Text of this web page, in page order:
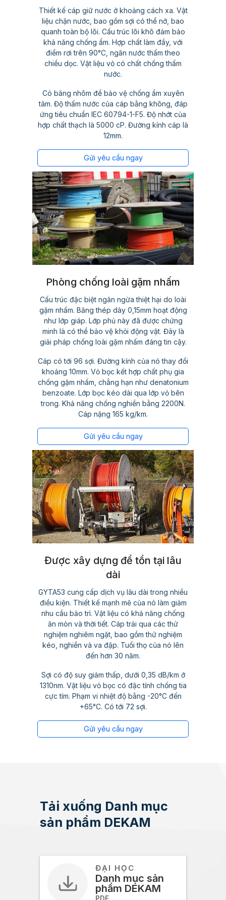
Thiết kế cáp giữ nước ở khoảng cách xa. Vật
liệu chặn nước, bao gồm sợi có thể nở, bao
quanh toàn bộ lõi. Cấu trúc lõi khô đảm bảo
khả năng chống ẩm. Hợp chất làm đầy, với
điểm rơi trên 90°C, ngăn nước thấm theo
chiều dọc. Vật liệu vỏ có chất chống thấm
nước.
Có băng nhôm để bảo vệ chống ẩm xuyên
tâm. Độ thấm nước của cáp bằng không, đáp
ứng tiêu chuẩn IEC 60794-1-F5. Độ nhớt của
hợp chất thạch là 5000 cP. Đường kính cáp là
12mm.
Gửi yêu cầu ngay
Phòng chống loài gặm nhấm
Cấu trúc đặc biệt ngăn ngừa thiệt hại do loài
gặm nhấm. Băng thép dày 0,15mm hoạt động
như lớp giáp. Lớp phủ này đã được chứng
minh là có thể bảo vệ khỏi động vật. Đây là
giải pháp chống loài gặm nhấm đáng tin cậy.
Cáp có tới 96 sợi. Đường kính của nó thay đổi
khoảng 10mm. Vỏ bọc kết hợp chất phụ gia
chống gặm nhấm, chẳng hạn như denatonium
benzoate. Lớp bọc kéo dài qua lớp vỏ bên
trong. Khả năng chống nghiền bằng 2200N.
Cáp nặng 165 kg/km.
Gửi yêu cầu ngay
Được xây dựng để tồn tại lâu
dài
GYTA53 cung cấp dịch vụ lâu dài trong nhiều
điều kiện. Thiết kế mạnh mẽ của nó làm giảm
nhu cầu bảo trì. Vật liệu có khả năng chống
ăn mòn và thời tiết. Cáp trải qua các thử
nghiệm nghiêm ngặt, bao gồm thử nghiệm
kéo, nghiền và va đập. Tuổi thọ của nó lên
đến hơn 30 năm.
Sợi có độ suy giảm thấp, dưới 0,35 dB/km ở
1310nm. Vật liệu vỏ bọc có đặc tính chống tia
cực tím. Phạm vi nhiệt độ bằng -20°C đến
+65°C. Có tới 72 sợi.
Gửi yêu cầu ngay
Tải xuống Danh mục
sản phẩm DEKAM
ĐẠI HỌC
Danh mục sản
phẩm DEKAM
PDF